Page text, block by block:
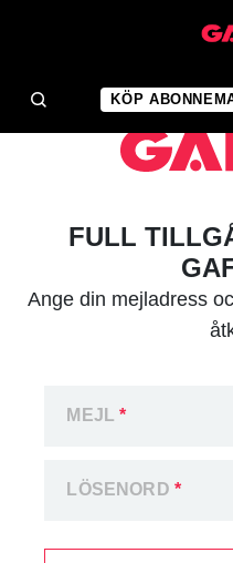
KÖP
FULL
Ange din mejladress
MEJL*
LÖSENORD *